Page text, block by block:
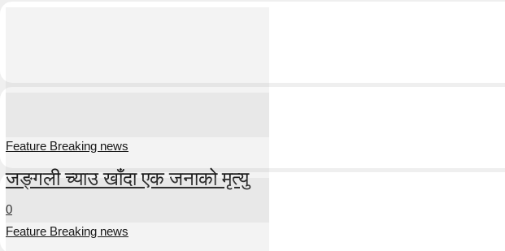
Feature Breaking news
जङ्गली च्याउ खाँदा एक जनाको मृत्यु
0
Feature Breaking news